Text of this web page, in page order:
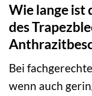
Wie lange ist
des
Bei
wenn auch